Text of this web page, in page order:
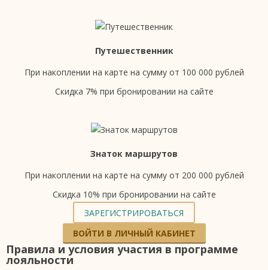
Путешественник
При накоплении на карте на сумму от 100 000 рублей
Скидка 7% при бронировании на сайте
Знаток маршрутов
При накоплении на карте на сумму от 200 000 рублей
Скидка 10% при бронировании на сайте
ЗАРЕГИСТРИРОВАТЬСЯ
ВОЙТИ В ЛИЧНЫЙ КАБИНЕТ
Правила и условия участия в программе
лояльности